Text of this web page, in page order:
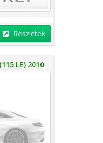
Részletek
(115 LE) 2010